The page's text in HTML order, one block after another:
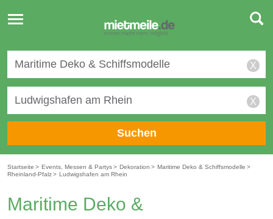
Toggle
navigation
X
X
Suchen
Startseite > Events, Messen & Partys> Dekoration > Maritime Deko & Schiffsmodelle >
Rheinland-Pfalz> Ludwigshafen am Rhein
Maritime Deko &